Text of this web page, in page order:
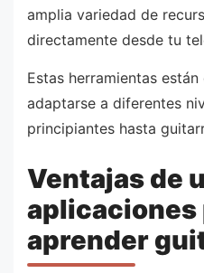
amplia variedad de
directamente desde tu
Estas herramientas
adaptarse a diferentes
principiantes hasta
Ventajas de
aplicaciones
aprender